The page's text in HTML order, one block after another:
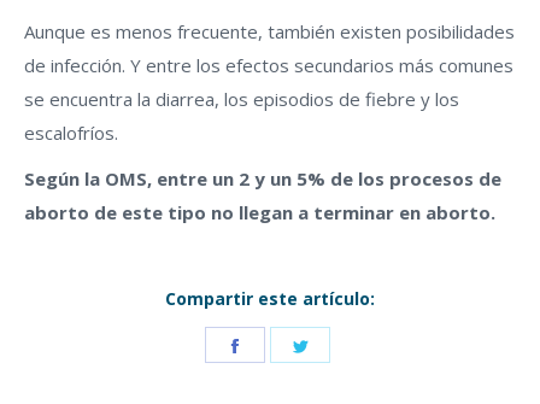
Aunque es menos frecuente, también existen posibilidades
de infección. Y entre los efectos secundarios más comunes
se encuentra la diarrea, los episodios de fiebre y los
escalofríos.
Según la OMS, entre un 2 y un 5% de los procesos de
aborto de este tipo no llegan a terminar en aborto.
Compartir este artículo:
Share